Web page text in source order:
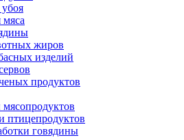
жиров
изделий
продуктов
птицепродуктов
говядины